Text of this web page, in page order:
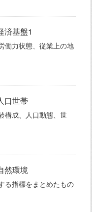
済基盤1
働力状態、従業上の地
口世帯
構成、人口動態、世
然環境
る指標をまとめたもの